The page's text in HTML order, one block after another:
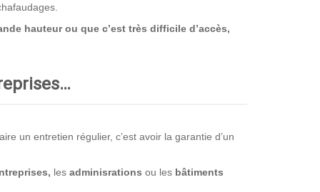
hauteur ou que c’est très difficile d’accès,
un entretien régulier, c’est avoir la garantie d’un
les adminisrations ou les bâtiments